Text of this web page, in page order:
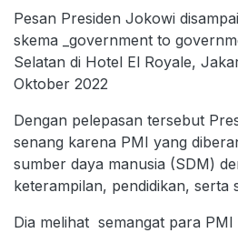
Pesan Presiden Jokowi
skema _government to
Selatan di Hotel El Royale,
Oktober 2022
Dengan pelepasan tersebut
senang karena PMI yang
sumber daya manusia (SDM)
keterampilan, pendidikan, serta
Dia melihat semangat para